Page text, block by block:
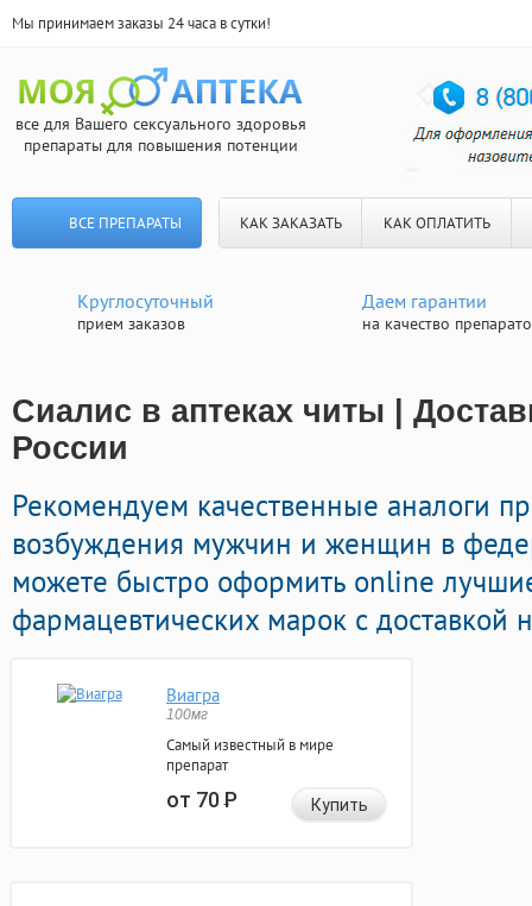
Мы принимаем заказы 24 часа в сутки!
все для Вашего сексуального здоровья
препараты для повышения потенции
ВСЕ ПРЕПАРАТЫ КАК ЗАКАЗАТЬ КАК ОПЛАТИТЬ
Круглосуточный
прием заказов
Даем гарантии
на качество
Сиалис в аптеках читы |
России
Рекомендуем качественные аналоги
возбуждения мужчин и женщин в
можете быстро оформить online
фармацевтических марок с доставкой
Виагра
100мг
Самый известный в мире
препарат
от 70Р Купить